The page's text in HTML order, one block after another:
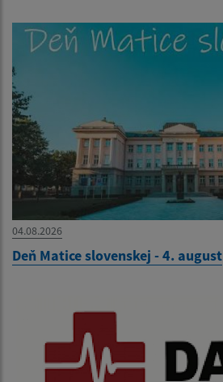
04.08.2026
Deň Matice slovenskej - 4. august